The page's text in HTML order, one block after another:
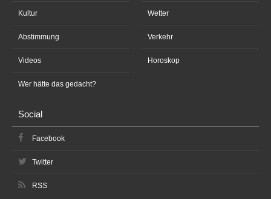
Kultur
Abstimmung
Videos
Wer hätte das gedacht?
Wetter
Verkehr
Horoskop
Social
Facebook
Twitter
RSS